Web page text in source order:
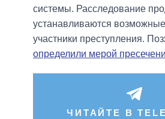
системы. Расследование
устанавливаются
участники преступления.
определили мерой
ЧИТАЙТЕ В